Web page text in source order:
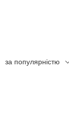
за популярністю